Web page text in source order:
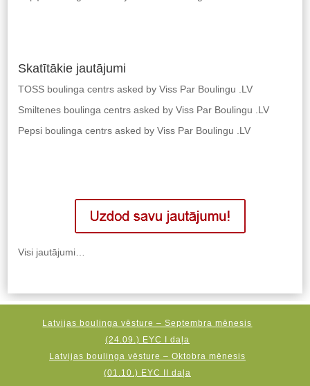
Skatītākie jautājumi
TOSS boulinga centrs asked by Viss Par Boulingu .LV
Smiltenes boulinga centrs asked by Viss Par Boulingu .LV
Pepsi boulinga centrs asked by Viss Par Boulingu .LV
Visi jautājumi…
Latvijas boulinga vēsture – Septembra mēnesis
(24.09.) EYC I daļa
Latvijas boulinga vēsture – Oktobra mēnesis
(01.10.) EYC II daļa